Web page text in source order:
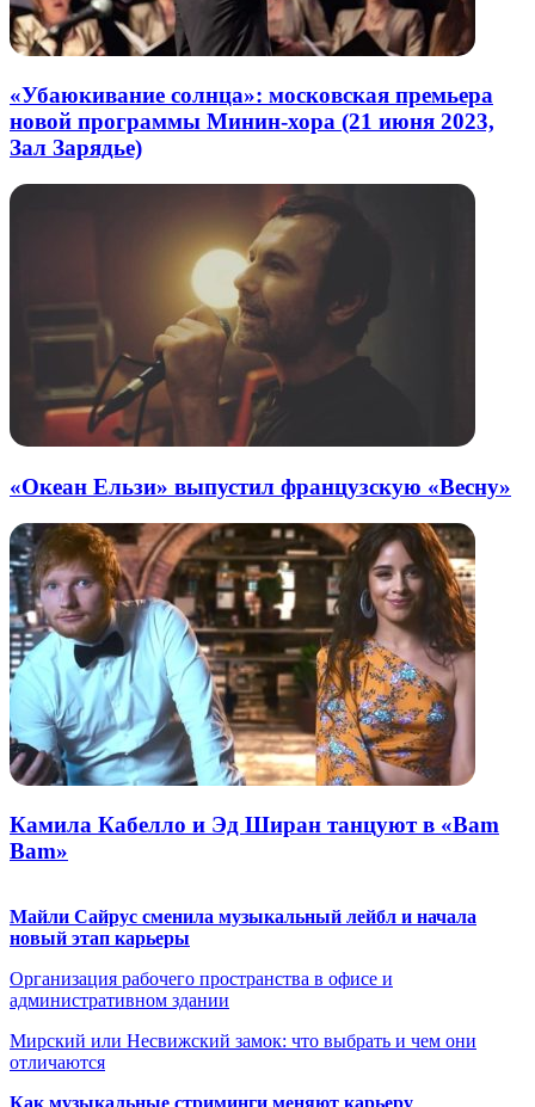
«Убаюкивание солнца»: московская премьера
новой программы Минин-хора (21 июня 2023,
Зал Зарядье)
«Океан Ельзи» выпустил французскую «Весну»
Камила Кабелло и Эд Ширан танцуют в «Bam
Bam»
Майли Сайрус сменила музыкальный лейбл и начала
новый этап карьеры
Организация рабочего пространства в офисе и
административном здании
Мирский или Несвижский замок: что выбрать и чем они
отличаются
Как музыкальные стриминги меняют карьеру